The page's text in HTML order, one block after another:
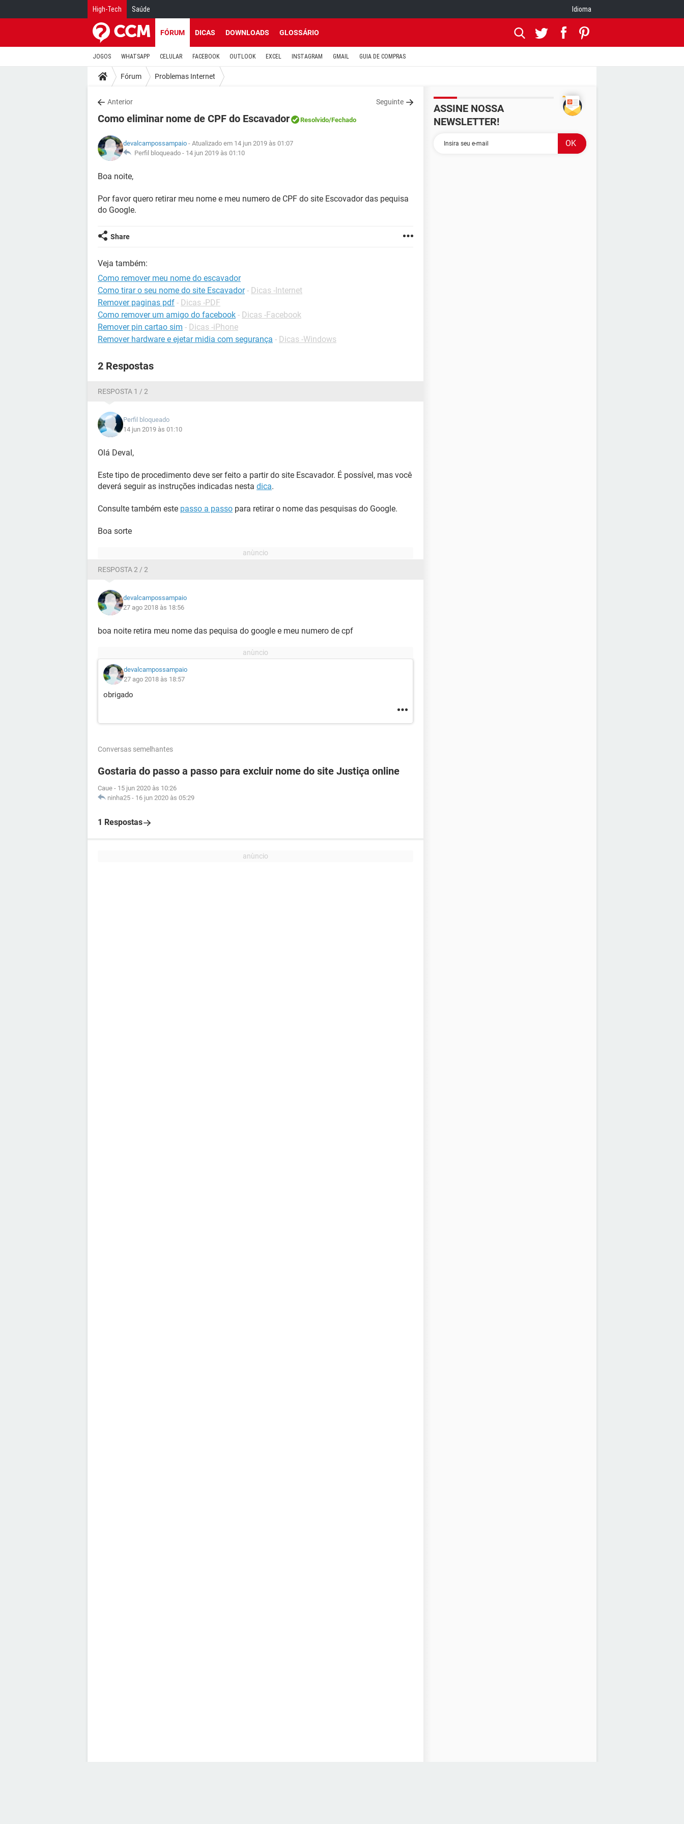
High-Tech Saúde Idioma
FÓRUM DICAS DOWNLOADS GLOSSÁRIO
JOGOS WHATSAPP CELULAR FACEBOOK OUTLOOK EXCEL INSTAGRAM GMAIL GUIA DE COMPRAS
Fórum Problemas Internet
Anterior Seguinte
Como eliminar nome de CPF do Escavador Resolvido/Fechado
devalcampossampaio - Atualizado em 14 jun 2019 às 01:07
Perfil bloqueado - 14 jun 2019 às 01:10
Boa noite,
Por favor quero retirar meu nome e meu numero de CPF do site Escovador das pequisa
do Google.
Share
Veja também:
Como remover meu nome do escavador
Como tirar o seu nome do site Escavador - Dicas -Internet
Remover paginas pdf - Dicas -PDF
Como remover um amigo do facebook - Dicas -Facebook
Remover pin cartao sim - Dicas -iPhone
Remover hardware e ejetar midia com segurança - Dicas -Windows
2 Respostas
RESPOSTA 1 / 2
Perfil bloqueado
14 jun 2019 às 01:10
Olá Deval,
Este tipo de procedimento deve ser feito a partir do site Escavador. É possível, mas você
deverá seguir as instruções indicadas nesta dica.
Consulte também este passo a passo para retirar o nome das pesquisas do Google.
Boa sorte
RESPOSTA 2 / 2
devalcampossampaio
27 ago 2018 às 18:56
boa noite retira meu nome das pequisa do google e meu numero de cpf
devalcampossampaio
27 ago 2018 às 18:57
obrigado
Conversas semelhantes
Gostaria do passo a passo para excluir nome do site Justiça online
Caue - 15 jun 2020 às 10:26
ninha25 - 16 jun 2020 às 05:29
1 Respostas
ASSINE NOSSA
NEWSLETTER!